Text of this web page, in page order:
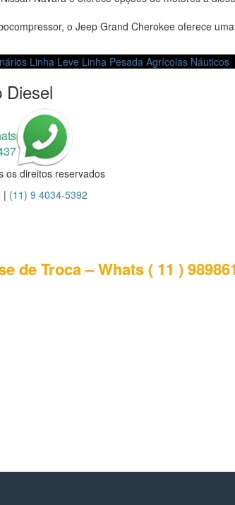
o Jeep Grand Cherokee oferece
Linha Leve Linha Pesada Agrícolas Náuticos
Diesel
os direitos reservados
| (11) 9 4034-5392
de Troca – Whats ( 11 )